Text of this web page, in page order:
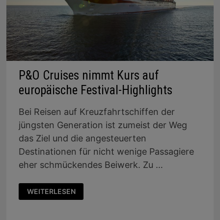
P&O Cruises nimmt Kurs auf
europäische Festival-Highlights
Bei Reisen auf Kreuzfahrtschiffen der
jüngsten Generation ist zumeist der Weg
das Ziel und die angesteuerten
Destinationen für nicht wenige Passagiere
eher schmückendes Beiwerk. Zu …
P&O
CRUISES
NIMMT
WEITERLESEN